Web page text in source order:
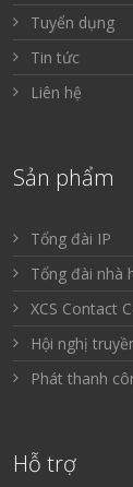
Tuyển dụng
Tin tức
Liên hệ
Sản phẩm
Tổng đài IP
Tổng đài nhà
XCS Contact
Hội nghị
Phát thanh
Hỗ trợ